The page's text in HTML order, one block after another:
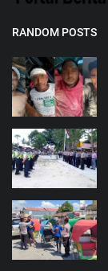
RANDOM POSTS